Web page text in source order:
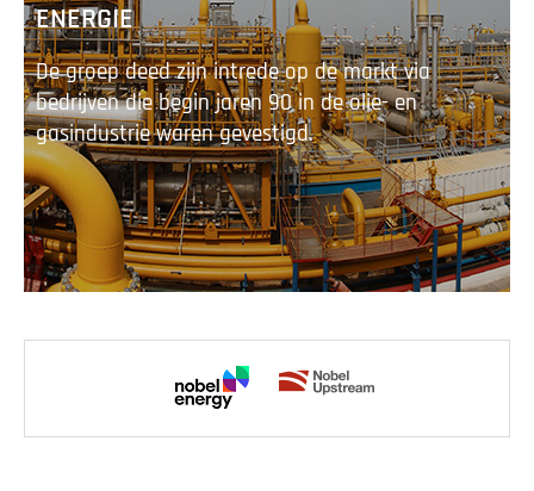
ENERGIE
De groep deed zijn intrede op de markt via
bedrijven die begin jaren 90 in de olie- en
gasindustrie waren gevestigd.
BEDRIJFSSEGMENTEN
HUMAN CAPITAL
ONDERSCHEIDINGEN
INVESTEERDERSRELATIES
NIEUWS